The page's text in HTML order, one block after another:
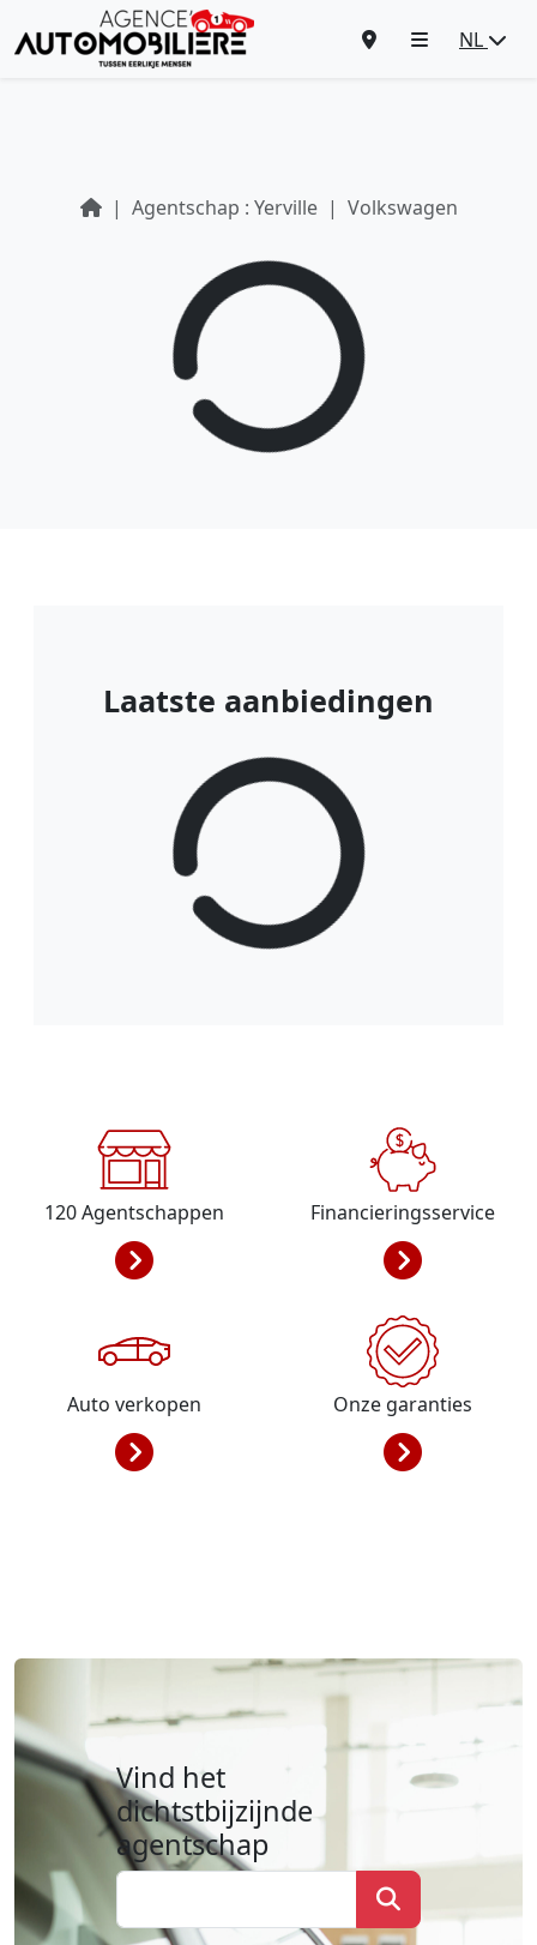
NL
Agentschap : Yerville Volkswagen
Laatste aanbiedingen
120Agentschappen Financieringsservice
Auto verkopen Onze garanties
Vind het
dichtstbijzijnde
agentschap